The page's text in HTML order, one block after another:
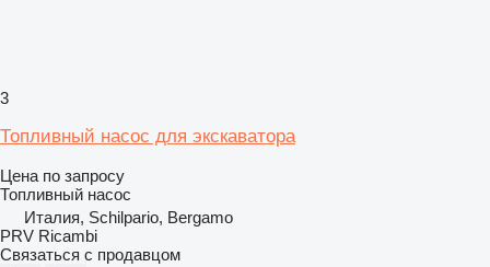
3
Топливный насос для экскаватора
Цена по запросу
Топливный насос
Италия, Schilpario, Bergamo
PRV Ricambi
Связаться с продавцом